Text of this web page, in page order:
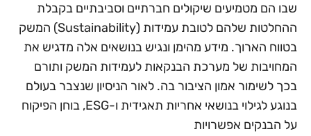
שבו הם מטמיעים שיקולים חברתיים וסביבתיים בקבלת
ההחלטות שלהם לטובת עמידות (Sustainability) המשק
בטווח הארוך. מידע מהימן ונגיש בנושאים אלה מדגיש את
המחויבות של מערכת הבנקאות לעמידות המשק ותורם
בכך לשימור אמון הציבור בה. לאור הניסיון שנצבר בעולם
בנוגע לגילוי בנושאי אחריות תאגידית ו-ESG, בוחן הפיקוח
על הבנקים אפשרויות